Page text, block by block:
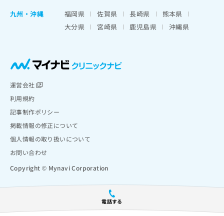
電話する
九州・沖縄
福岡県 佐賀県 長崎県
熊本県
大分県
宮崎県 鹿児島県 沖縄県
運営会社
利用規約
記事制作ポリシー
掲載情報の修正について
個人情報の取り扱いについて
お問い合わせ
Copyright © Mynavi Corporation